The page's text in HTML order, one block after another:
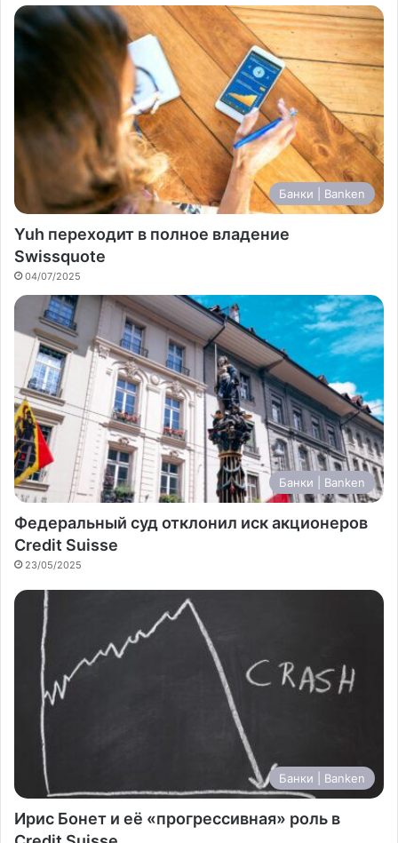
Банки | Banken
Yuh переходит в полное владение
Swissquote
04/07/2025
Банки | Banken
Федеральный суд отклонил иск акционеров
Credit Suisse
23/05/2025
Банки | Banken
Ирис Бонет и её «прогрессивная» роль в